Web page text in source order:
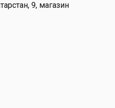
9, магазин